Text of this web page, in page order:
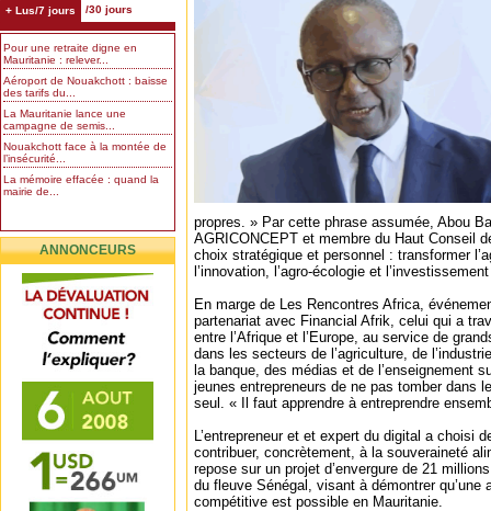
+ Lus/7 jours /30 jours
Pour une retraite digne en
Mauritanie : relever...
Aéroport de Nouakchott : baisse
des tarifs du...
La Mauritanie lance une
campagne de semis...
Nouakchott face à la montée de
l’insécurité...
La mémoire effacée : quand la
mairie de...
ANNONCEURS
propres. » Par cette phrase assumée, Abou
AGRICONCEPT et membre du Haut Conseil
choix stratégique et personnel : transformer
l’innovation, l’agro-écologie et
En marge de Les Rencontres Africa,
partenariat avec Financial Afrik, celui qui a
entre l’Afrique et l’Europe, au service de
dans les secteurs de l’agriculture, de
la banque, des médias et de l’enseignement
jeunes entrepreneurs de ne pas tomber dans
seul. « Il faut apprendre à entreprendre
L’entrepreneur et et expert du digital a choisi
contribuer, concrètement, à la souveraineté
repose sur un projet d’envergure de 21
du fleuve Sénégal, visant à démontrer qu’une
compétitive est possible en Mauritanie.